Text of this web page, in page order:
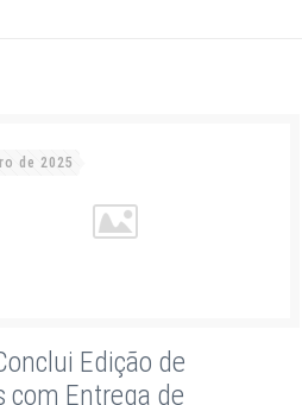
de 2025
Edição de
com Entrega de